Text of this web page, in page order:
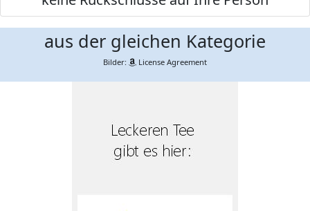
aus der gleichen Kategorie
Bilder: License Agreement